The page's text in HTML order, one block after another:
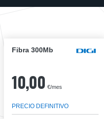
Fibra 300Mb
10,00 €/mes
PRECIO DEFINITIVO